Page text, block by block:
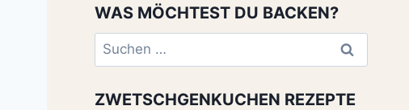
WAS MÖCHTEST DU BACKEN?
Suchen
nach:
ZWETSCHGENKUCHEN REZEPTE